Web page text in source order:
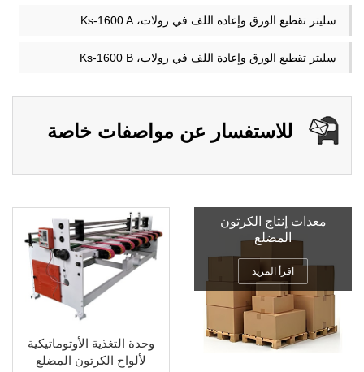
سليتر تقطيع الورق وإعادة اللف في رولات، Ks-1600 A
سليتر تقطيع الورق وإعادة اللف في رولات، Ks-1600 B
للاستفسار عن مواصفات خاصة
معدات إنتاج الكرتون
المضلع
اقرأ المزيد
وحدة التغذية الأوتوماتيكية
لألواح الكرتون المضلع